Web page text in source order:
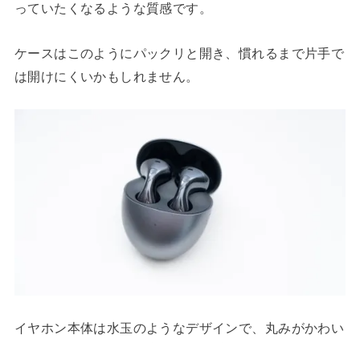
っていたくなるような質感です。
ケースはこのようにパックリと開き、慣れるまで片手で
は開けにくいかもしれません。
イヤホン本体は水玉のようなデザインで、丸みがかわい